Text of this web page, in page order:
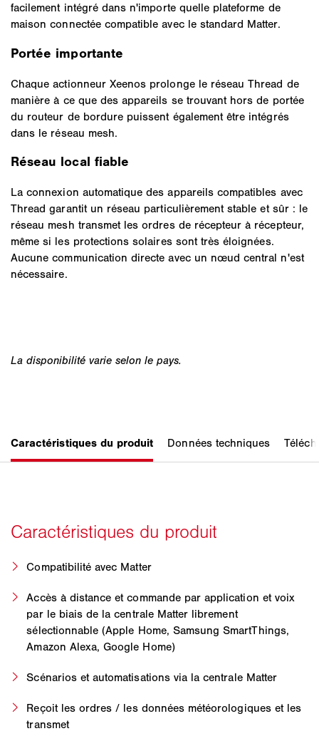
facilement intégré dans n'importe quelle plateforme de
maison connectée compatible avec le standard Matter.
Portée importante
Chaque actionneur Xeenos prolonge le réseau Thread de
manière à ce que des appareils se trouvant hors de portée
du routeur de bordure puissent également être intégrés
dans le réseau mesh.
Réseau local fiable
La connexion automatique des appareils compatibles avec
Thread garantit un réseau particulièrement stable et sûr : le
réseau mesh transmet les ordres de récepteur à récepteur,
même si les protections solaires sont très éloignées.
Aucune communication directe avec un nœud central n'est
nécessaire.
Compatibilité avec Matter
Accès à distance et commande par application et voix
par le biais de la centrale Matter librement
sélectionnable (Apple Home, Samsung SmartThings,
Amazon Alexa, Google Home)
Scénarios et automatisations via la centrale Matter
Reçoit les ordres / les données météorologiques et les
transmet